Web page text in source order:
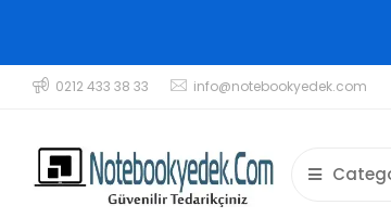
0212 433 38 33 info@notebookyedek.com